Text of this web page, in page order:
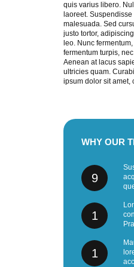
quis varius libero.
laoreet.
malesuada. Sed
justo tortor,
leo. Nunc
fermentum turpis,
Aenean at lacus
ultricies quam.
ipsum dolor sit amet,
WHY OUR
9
1
1